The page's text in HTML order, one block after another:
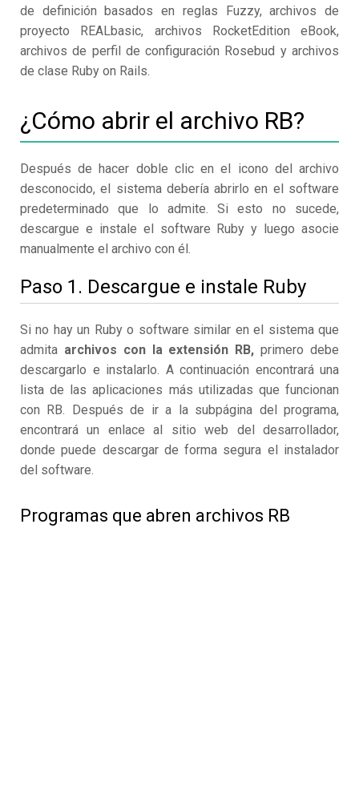
de definición basados en reglas Fuzzy, archivos de
proyecto REALbasic, archivos RocketEdition eBook,
archivos de perfil de configuración Rosebud y archivos
de clase Ruby on Rails.
¿Cómo abrir el archivo RB?
Después de hacer doble clic en el icono del archivo
desconocido, el sistema debería abrirlo en el software
predeterminado que lo admite. Si esto no sucede,
descargue e instale el software Ruby y luego asocie
manualmente el archivo con él.
Paso 1. Descargue e instale Ruby
Si no hay un Ruby o software similar en el sistema que
admita archivos con la extensión RB, primero debe
descargarlo e instalarlo. A continuación encontrará una
lista de las aplicaciones más utilizadas que funcionan
con RB. Después de ir a la subpágina del programa,
encontrará un enlace al sitio web del desarrollador,
donde puede descargar de forma segura el instalador
del software.
Programas que abren archivos RB